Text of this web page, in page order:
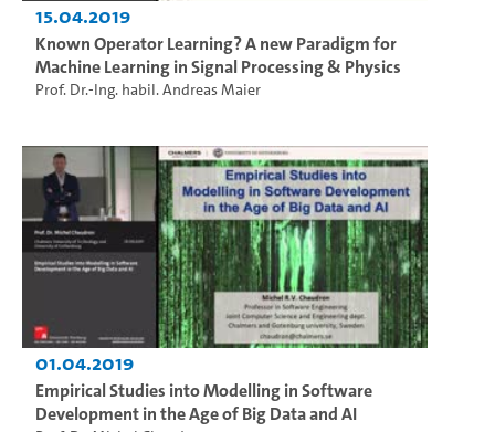
15.04.2019
Known Operator Learning? A new Paradigm for
Machine Learning in Signal Processing & Physics
Prof. Dr.-Ing. habil. Andreas Maier
01.04.2019
Empirical Studies into Modelling in Software
Development in the Age of Big Data and AI